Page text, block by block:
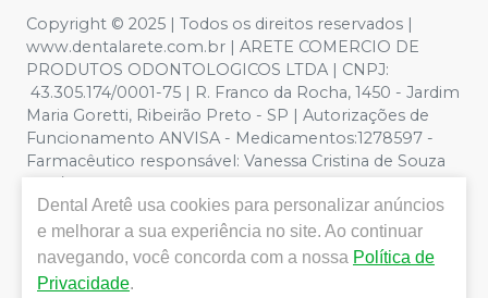
Copyright © 2025 | Todos os direitos reservados |
www.dentalarete.com.br | ARETE COMERCIO DE
PRODUTOS ODONTOLOGICOS LTDA | CNPJ:
43.305.174/0001-75 | R. Franco da Rocha, 1450 - Jardim
Maria Goretti, Ribeirão Preto - SP | Autorizações de
Funcionamento ANVISA - Medicamentos:1278597 -
Farmacêutico responsável: Vanessa Cristina de Souza
CRF/SP nº 52627 | Política de Privacidade e Segurança -
Fotos meramente ilustrativas - Os preços e condições
da loja virtual estão sujeitos a alterações. Em caso de
divergência de preços no site, o valor válido é o do
Carrinho de Compra. Não vendemos por atacado, por
Dental Aretê usa cookies para personalizar anúncios
e melhorar a sua experiência no site. Ao continuar
navegando, você concorda com a nossa Política de
Privacidade.